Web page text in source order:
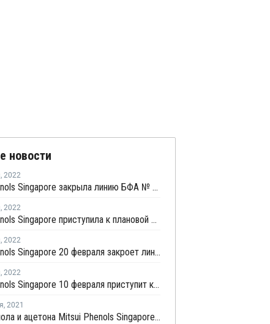
новости
, 2022
Mitsui Phenols Singapore закрыла линию БФА № 1 в Сингапуре на плановый ремонт
, 2022
Mitsui Phenols Singapore приступила к плановой профилактике на линии БФА № 2 в Сингапуре
, 2022
Mitsui Phenols Singapore 20 февраля закроет линию БФА № 1 в Сингапуре на плановый ремонт
, 2022
Mitsui Phenols Singapore 10 февраля приступит к профилактике на заводе фенола и ацетона в Сингапуре
, 2021
Завод фенола и ацетона Mitsui Phenols Singapore в сентябре остается загруженным на полную мощность